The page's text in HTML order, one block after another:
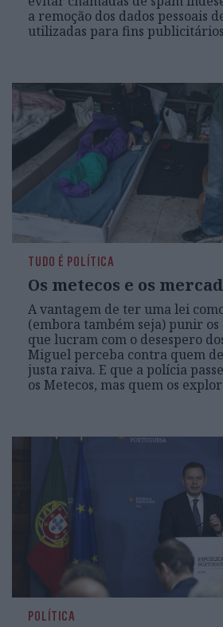
a remoção dos dados pessoais
utilizadas para fins publicitários
TUDO É POLÍTICA
Os metecos e os
A vantagem de ter uma lei
(embora também seja) punir
que lucram com o desespero
Miguel perceba contra quem
justa raiva. E que a polícia
os Metecos, mas quem os
POLÍTICA